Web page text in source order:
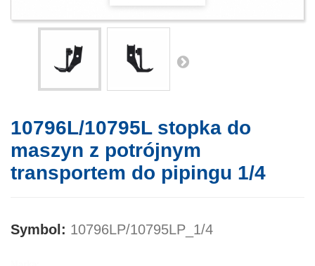
10796L/10795L stopka do
maszyn z potrójnym
transportem do pipingu 1/4
Symbol: 10796LP/10795LP_1/4